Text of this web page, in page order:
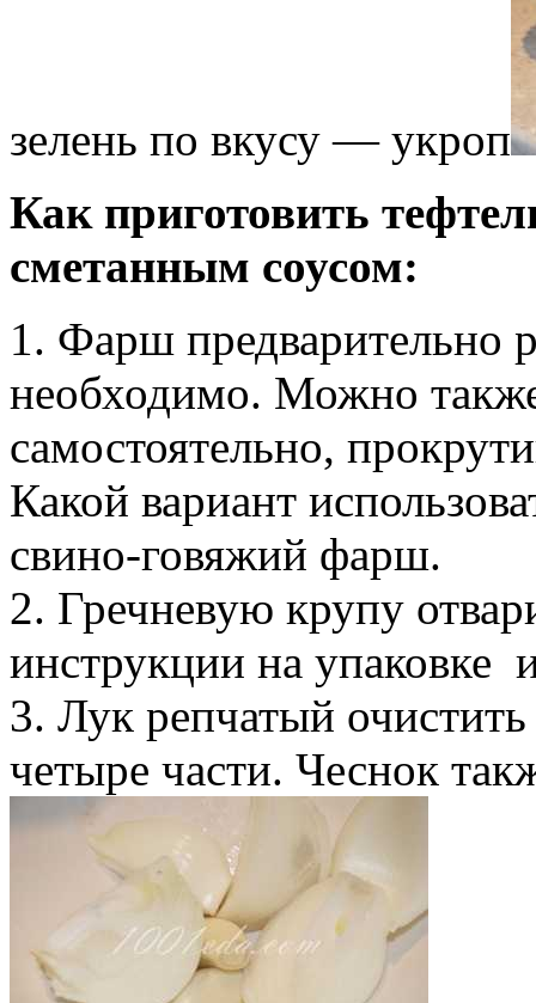
зелень по вкусу — укроп
Как приготовить
сметанным соусом:
1. Фарш предварительно
необходимо. Можно
самостоятельно,
Какой вариант
свино-говяжий фарш.
2. Гречневую крупу
инструкции на упаковке
3. Лук репчатый
четыре части. Чеснок